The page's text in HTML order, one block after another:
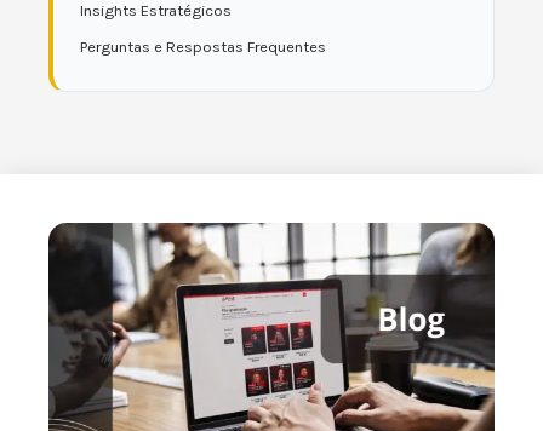
Insights Estratégicos
Perguntas e Respostas Frequentes